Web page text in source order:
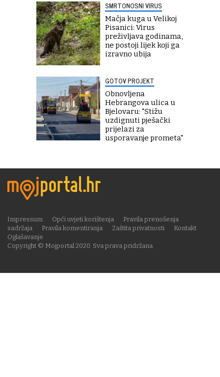
SMRTONOSNI VIRUS
Mačja kuga u Velikoj
Pisanici: Virus
preživljava godinama,
ne postoji lijek koji ga
izravno ubija
GOTOV PROJEKT
Obnovljena
Hebrangova ulica u
Bjelovaru: "Stižu
uzdignuti pješački
prijelazi za
usporavanje prometa"
Copyright © Mojportal 2020. Sva prava pridržana.
Impressum Opći uvjeti korištenja
Pravila prenošenja
sadržaja
Pravila komentiranja Zaštita privatnosti
Kontakt
Oglašavanje